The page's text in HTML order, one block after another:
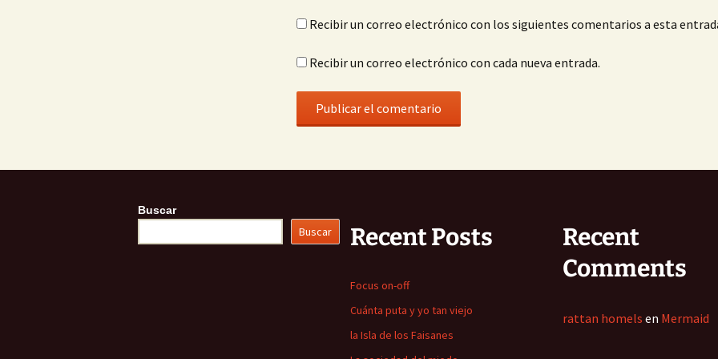
Recibir un correo electrónico con los siguientes comentarios a esta
Recibir un correo electrónico con cada nueva entrada.
Buscar
Buscar Recent Posts
Focus on-off
Cuánta puta y yo tan viejo
la Isla de los Faisanes
Recent
Comments
rattan homels en Mermaid